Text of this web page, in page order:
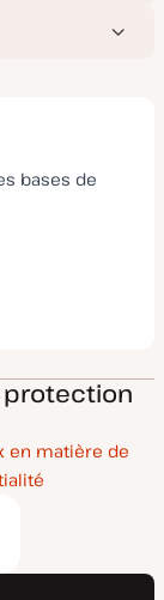
bases de
protection
en matière de